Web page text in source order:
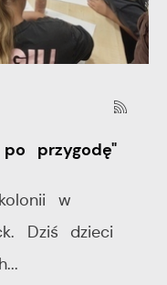
po przygodę"
w
Dziś dzieci